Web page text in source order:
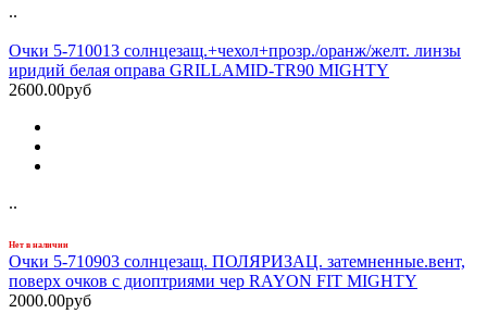
..
Очки 5-710013 солнцезащ.+чехол+прозр./оранж/желт. линзы
иридий белая оправа GRILLAMID-TR90 MIGHTY
2600.00руб
..
Нет в наличии
Очки 5-710903 солнцезащ. ПОЛЯРИЗАЦ. затемненные.вент,
поверх очков с диоптриями чер RAYON FIT MIGHTY
2000.00руб